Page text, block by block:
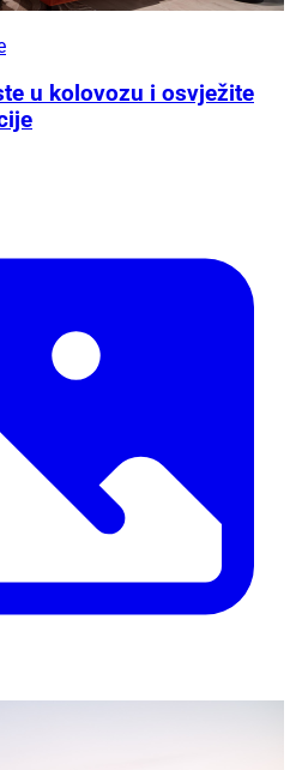
u kolovozu i osvježite